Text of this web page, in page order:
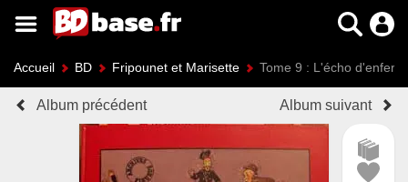
Accueil BD Fripounet et Marisette Tome 9 : L'écho d'enfer
Album précédent Album suivant